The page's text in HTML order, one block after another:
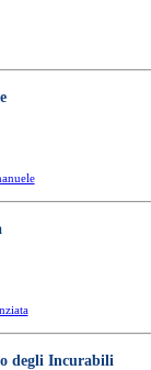
degli Incurabili